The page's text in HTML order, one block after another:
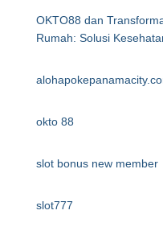
OKTO88 dan
Rumah: Solusi
okto 88
slot bonus new member
slot777